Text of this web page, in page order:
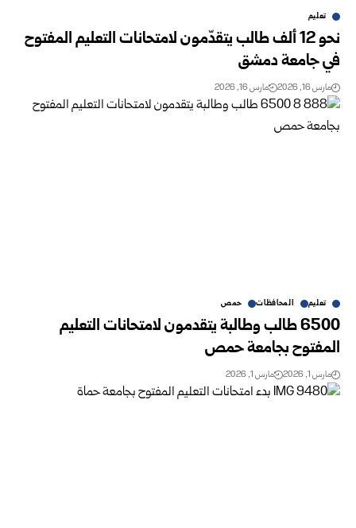
تعليم
نحو 12 ألف طالب يتقدّمون لامتحانات التعليم المفتوح
في جامعة دمشق
مارس 16, 2026 مارس 16, 2026
تعليم المحافظات حمص
6500 طالب وطالبة يتقدمون لامتحانات التعليم
المفتوح بجامعة حمص
مارس 1, 2026 مارس 1, 2026